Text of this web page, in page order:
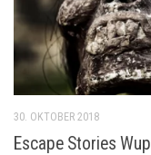
30. OKTOBER 2018
Escape Stories